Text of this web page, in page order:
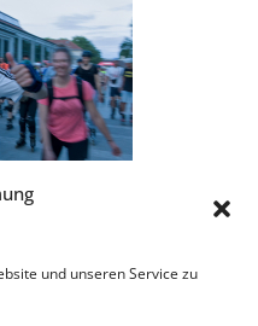
und unseren Service zu